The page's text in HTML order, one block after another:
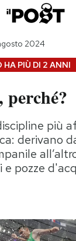
Auto
Moda
Ok
HA PIÙ DI 2 ANNI
2024
perché?
più
derivano
e pozze